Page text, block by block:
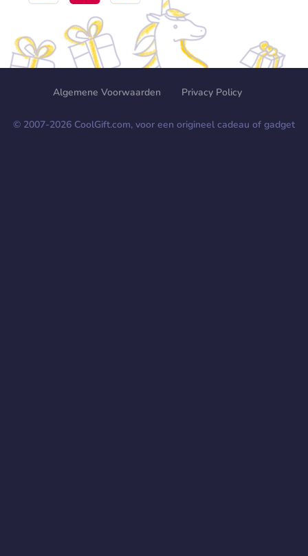
Algemene Voorwaarden Privacy Policy
© 2007-2026 CoolGift.com, voor een origineel cadeau of gadget